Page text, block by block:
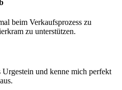
beim Verkaufsprozess zu
zu unterstützen.
und kenne mich perfekt